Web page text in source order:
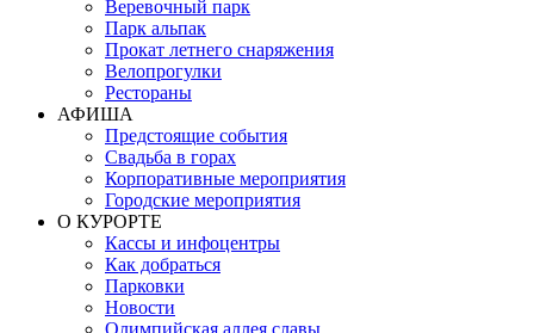
Веревочный парк
Парк альпак
Прокат летнего снаряжения
Велопрогулки
Рестораны
АФИША
Предстоящие события
Свадьба в горах
Корпоративные мероприятия
Городские мероприятия
О КУРОРТЕ
Кассы и инфоцентры
Как добраться
Парковки
Новости